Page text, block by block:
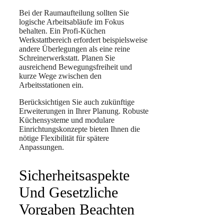
Bei der Raumaufteilung sollten Sie
logische Arbeitsabläufe im Fokus
behalten. Ein Profi-Küchen
Werkstattbereich erfordert beispielsweise
andere Überlegungen als eine reine
Schreinerwerkstatt. Planen Sie
ausreichend Bewegungsfreiheit und
kurze Wege zwischen den
Arbeitsstationen ein.
Berücksichtigen Sie auch zukünftige
Erweiterungen in Ihrer Planung. Robuste
Küchensysteme und modulare
Einrichtungskonzepte bieten Ihnen die
nötige Flexibilität für spätere
Anpassungen.
Sicherheitsaspekte
Und Gesetzliche
Vorgaben Beachten